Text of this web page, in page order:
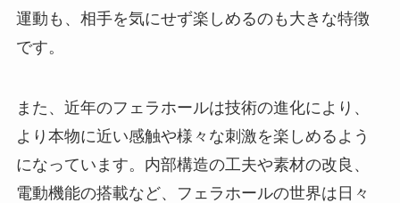
運動も、相手を気にせず楽しめるのも大きな特徴
です。
また、近年のフェラホールは技術の進化により、
より本物に近い感触や様々な刺激を楽しめるよう
になっています。内部構造の工夫や素材の改良、
電動機能の搭載など、フェラホールの世界は日々